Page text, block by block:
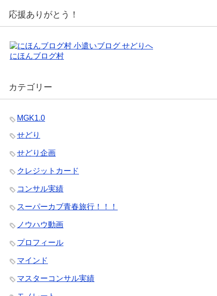
応援ありがとう！
にほんブログ村
カテゴリー
MGK1.0
せどり
せどり企画
クレジットカード
コンサル実績
スーパーカブ青春旅行！！！
ノウハウ動画
プロフィール
マインド
マスターコンサル実績